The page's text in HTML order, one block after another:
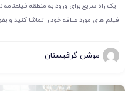
یک راه سریع برای ورود به منطقه
فیلم های مورد علاقه خود را تماشا کنید و
موشن گرافیستان